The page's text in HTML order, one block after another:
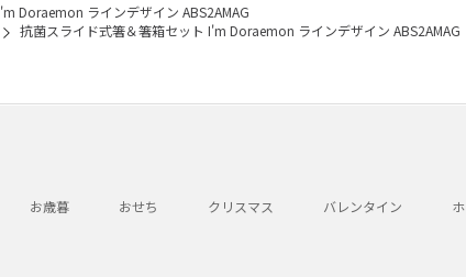
Doraemon ラインデザイン ABS2AMAG
抗菌スライド式箸＆箸箱セット I'm Doraemon ラインデザイン ABS2AMAG
お歳暮 おせち クリスマス バレンタイン